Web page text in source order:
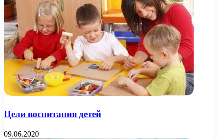
Цели воспитания детей
09.06.2020